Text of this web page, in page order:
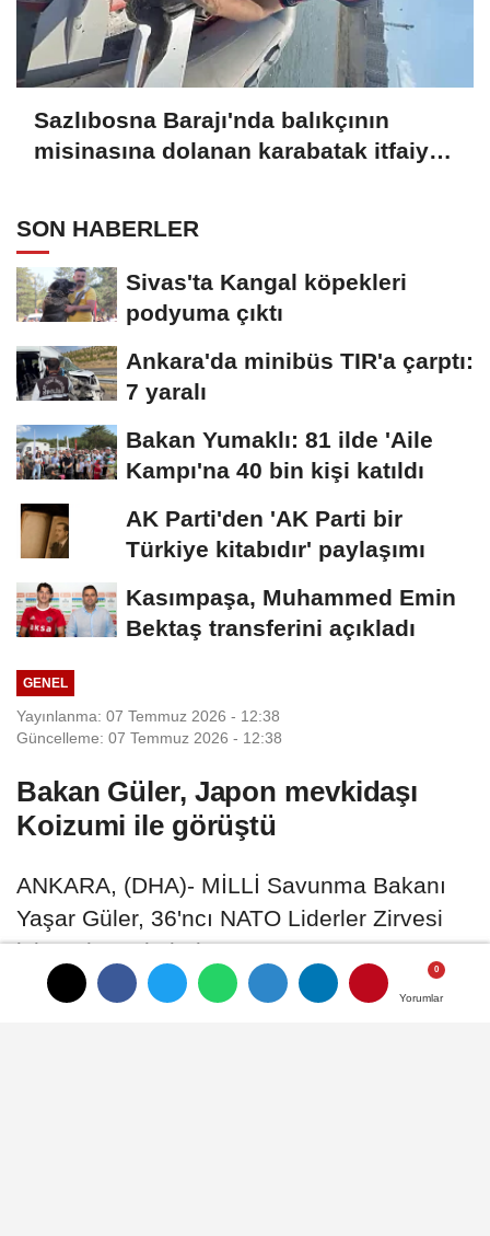
Yorumlar
Sazlıbosna Barajı'nda balıkçının
misinasına dolanan karabatak itfaiye
SON HABERLER
Sivas'ta Kangal köpekleri
podyuma çıktı
Ankara'da minibüs TIR'a çarptı:
7 yaralı
Bakan Yumaklı: 81 ilde 'Aile
Kampı'na 40 bin kişi katıldı
AK Parti'den 'AK Parti bir
Türkiye kitabıdır' paylaşımı
Kasımpaşa, Muhammed Emin
Bektaş transferini açıkladı
GENEL
Yayınlanma: 07 Temmuz 2026 - 12:38
Güncelleme: 07 Temmuz 2026 - 12:38
Bakan Güler, Japon mevkidaşı
Koizumi ile görüştü
ANKARA, (DHA)- MİLLİ Savunma Bakanı
Yaşar Güler, 36'ncı NATO Liderler Zirvesi
için Ankara'da bulunan Japonya Savunma
Bakanı Shinjiro Koizumi ile görüştü
Yorumlar